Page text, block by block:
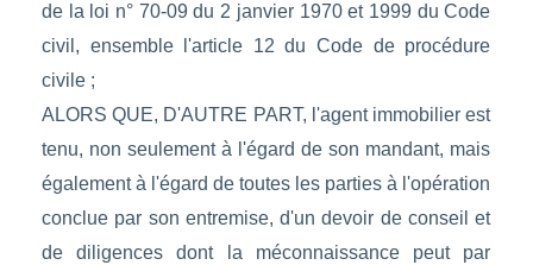
de la loi n° 70-09 du 2 janvier 1970 et 1999 du Code
civil, ensemble l'article 12 du Code de procédure
civile ;
ALORS QUE, D'AUTRE PART, l'agent immobilier est
tenu, non seulement à l'égard de son mandant, mais
également à l'égard de toutes les parties à l'opération
conclue par son entremise, d'un devoir de conseil et
de diligences dont la méconnaissance peut par